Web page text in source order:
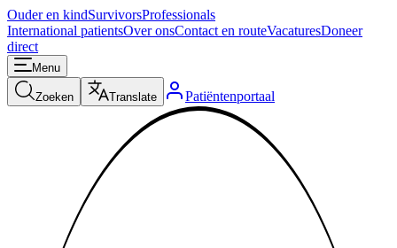
Ouder en kindSurvivorsProfessionals
International patientsOver onsContact en routeVacaturesDoneer
direct
Menu
Zoeken Translate Patiëntenportaal